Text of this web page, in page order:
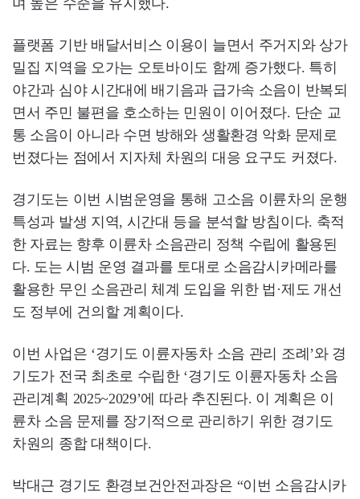
며 높은 수준을 유지했다.
플랫폼 기반 배달서비스 이용이 늘면서 주거지와 상가
밀집 지역을 오가는 오토바이도 함께 증가했다. 특히
야간과 심야 시간대에 배기음과 급가속 소음이 반복되
면서 주민 불편을 호소하는 민원이 이어졌다. 단순 교
통 소음이 아니라 수면 방해와 생활환경 악화 문제로
번졌다는 점에서 지자체 차원의 대응 요구도 커졌다.
경기도는 이번 시범운영을 통해 고소음 이륜차의 운행
특성과 발생 지역, 시간대 등을 분석할 방침이다. 축적
한 자료는 향후 이륜차 소음관리 정책 수립에 활용된
다. 도는 시범 운영 결과를 토대로 소음감시카메라를
활용한 무인 소음관리 체계 도입을 위한 법·제도 개선
도 정부에 건의할 계획이다.
이번 사업은 ‘경기도 이륜자동차 소음 관리 조례’와 경
기도가 전국 최초로 수립한 ‘경기도 이륜자동차 소음
관리계획 2025~2029’에 따라 추진된다. 이 계획은 이
륜차 소음 문제를 장기적으로 관리하기 위한 경기도
차원의 종합 대책이다.
박대근 경기도 환경보건안전과장은 “이번 소음감시카